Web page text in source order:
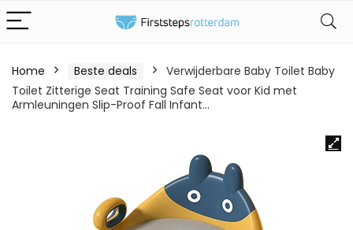
Home Beste deals
Verwijderbare Baby Toilet Baby
Toilet Zitterige Seat Training Safe Seat voor Kid met
Armleuningen Slip-Proof Fall Infant…